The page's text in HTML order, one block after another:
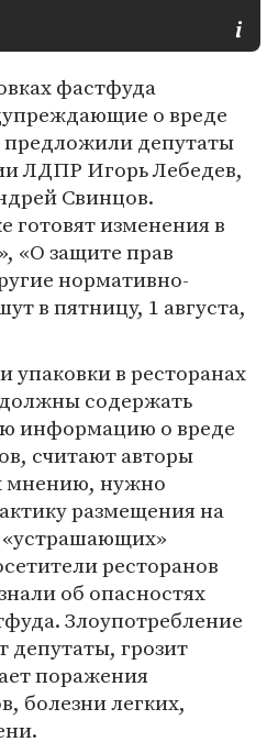
фастфуда
о вреде
депутаты
ЛДПР Игорь Лебедев,
Свинцов.
готовят изменения в
«О защите прав
нормативно-
в пятницу, 1 августа,
упаковки в ресторанах
содержать
информацию о вреде
считают авторы
мнению, нужно
размещения на
«устрашающих»
ресторанов
об опасностях
Злоупотребление
депутаты, грозит
поражения
болезни легких,